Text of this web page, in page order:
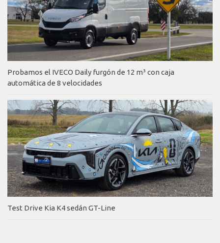
Probamos el IVECO Daily furgón de 12 m³ con caja
automática de 8 velocidades
Test Drive Kia K4 sedán GT-Line